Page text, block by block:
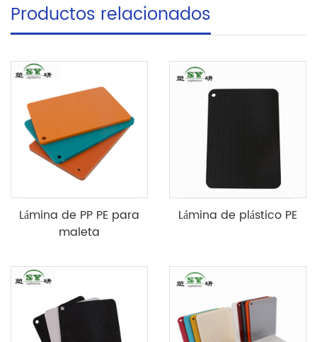
Productos relacionados
Lámina de PP PE para
maleta
Lámina de plástico PE